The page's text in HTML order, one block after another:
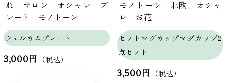
れ サロン オシャレ プ
レート モノトーン
ウェルカムプレート
3,000円 （税込）
モノトーン 北欧 オシャ
レ お花
セットマグカップマグカップ2
点セット
3,500円 （税込）